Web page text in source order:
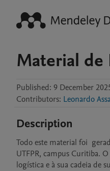
Material de
Published: 9 December
Contributors: Leonardo
Description
Todo este material foi
UTFPR, campus Curitiba.
logística e à sua cadeia de